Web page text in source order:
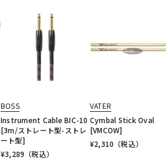
BOSS
Instrument Cable BIC-10
[3m/ストレート型-ストレ
ート型]
¥3,289 （税込）
VATER
Cymbal Stick Oval
[VMCOW]
¥2,310 （税込）